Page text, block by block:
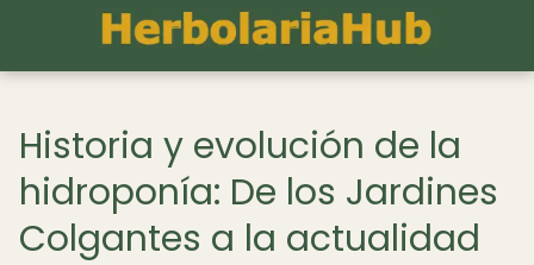
Historia y evolución de la
hidroponía: De los Jardines
Colgantes a la actualidad